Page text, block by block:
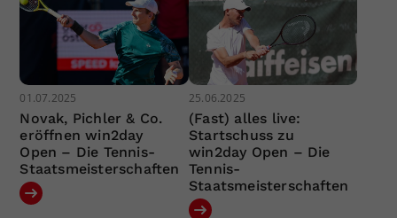
01.07.2025
Novak, Pichler & Co.
eröffnen win2day
Open – Die Tennis-
Staatsmeisterschaften
25.06.2025
(Fast) alles live:
Startschuss zu
win2day Open – Die
Tennis-
Staatsmeisterschaften